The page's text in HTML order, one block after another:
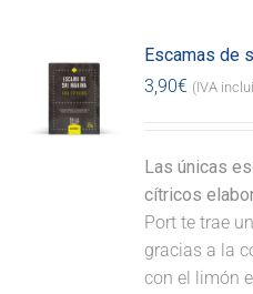
Escamas de
3,90€ (IVA
Las únicas
cítricos
Port te trae
gracias a la
con el limón